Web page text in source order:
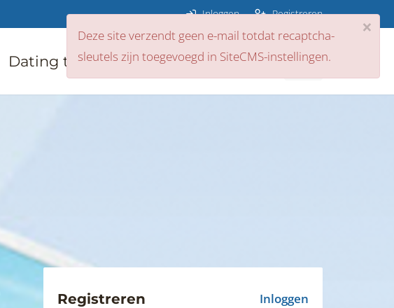
Registreren Inloggen
Inloggen Registreren
Dating tips Nieuws Contact
×
Deze site verzendt geen e-mail totdat recaptcha-
sleutels zijn toegevoegd in SiteCMS-instellingen.